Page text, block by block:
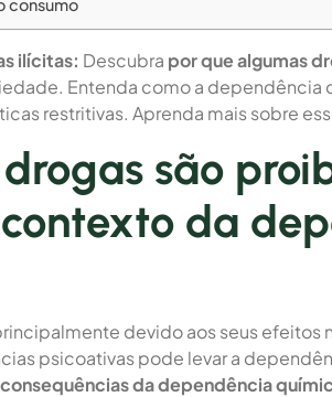
ilícitas: Descubra por que algumas
Entenda como a dependência
restritivas. Aprenda mais sobre
são
da
devido aos seus efeitos
psicoativas pode levar a
da dependência